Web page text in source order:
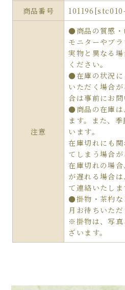
商品番号
注意
●商品の質感・
モニターやブラ
実物と異なる
ください。
●在庫の状況に
いただく場合
合は事前にお問
●商品の在庫は
ます。また、
います。
在庫切れにも
てしまう場合が
在庫切れの場
が遅れる場合
て連絡いたしま
●掛物・茶杓な
月お待ちいただ
※掛物は、写真
ざいます。